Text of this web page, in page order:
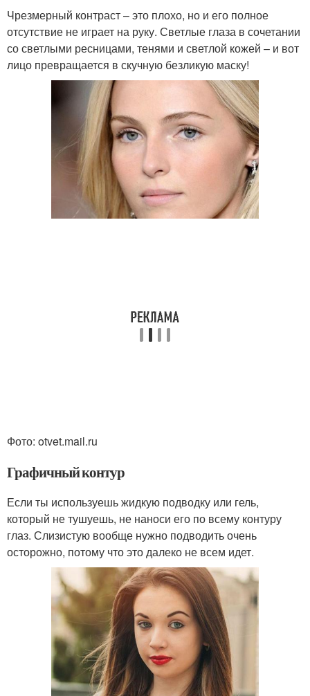
Чрезмерный контраст – это плохо, но и его полное
отсутствие не играет на руку. Светлые глаза в сочетании
со светлыми ресницами, тенями и светлой кожей – и вот
лицо превращается в скучную безликую маску!
Фото: otvet.mail.ru
Графичный контур
Если ты используешь жидкую подводку или гель,
который не тушуешь, не наноси его по всему контуру
глаз. Слизистую вообще нужно подводить очень
осторожно, потому что это далеко не всем идет.